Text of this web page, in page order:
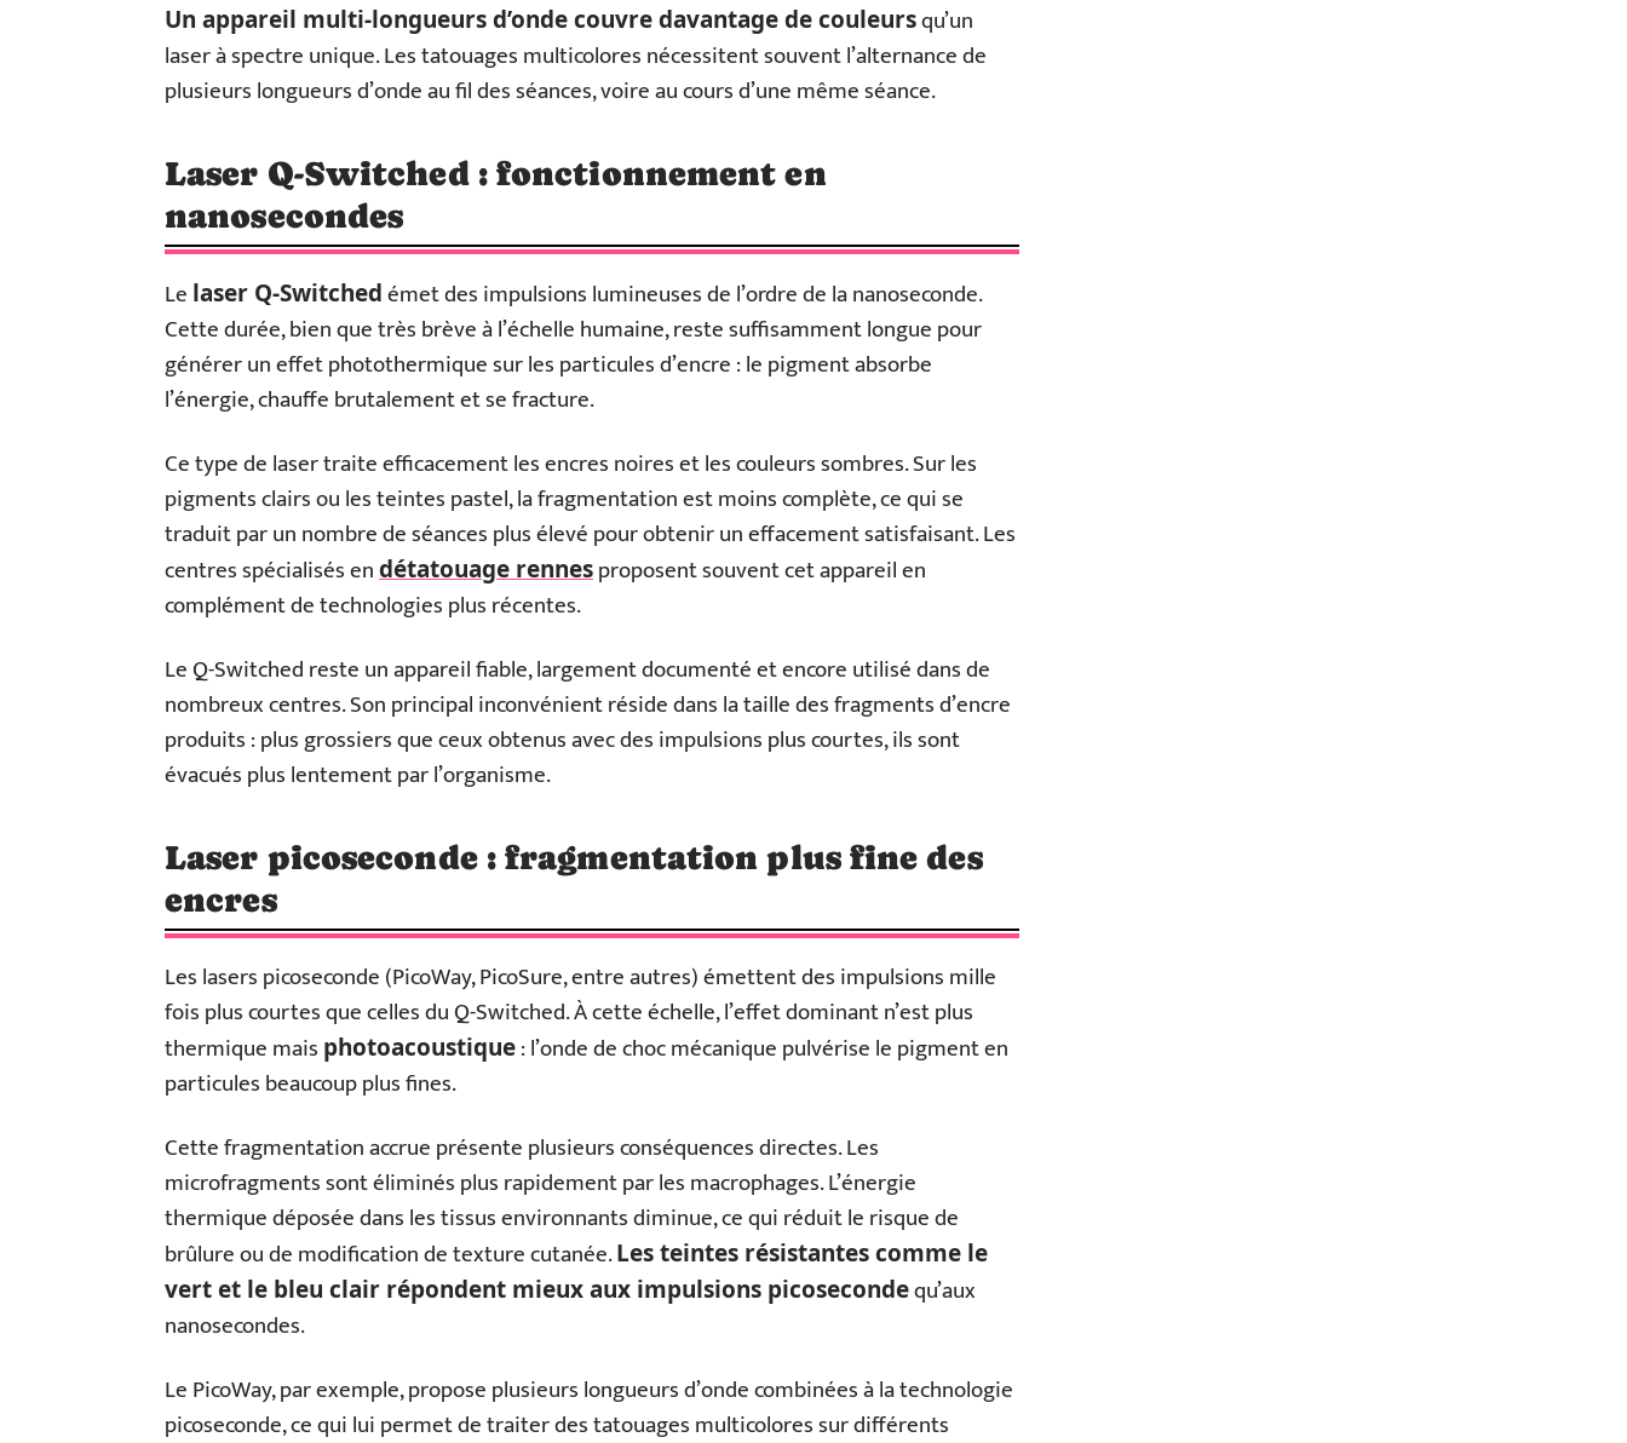
Un appareil multi-longueurs d’onde couvre davantage de couleursqu’un
laser à spectre unique. Les tatouages multicolores nécessitent souvent l’alternance de
plusieurs longueurs d’onde au fil des séances, voire au cours d’une même séance.
Laser Q-Switched : fonctionnement en
nanosecondes
Le laser Q-Switchedémet des impulsions lumineuses de l’ordre de la nanoseconde.
Cette durée, bien que très brève à l’échelle humaine, reste suffisamment longue pour
générer un effet photothermique sur les particules d’encre : le pigment absorbe
l’énergie, chauffe brutalement et se fracture.
Ce type de laser traite efficacement les encres noires et les couleurs sombres. Sur les
pigments clairs ou les teintes pastel, la fragmentation est moins complète, ce qui se
traduit par un nombre de séances plus élevé pour obtenir un effacement satisfaisant. Les
centres spécialisés endétatouage rennesproposent souvent cet appareil en
complément de technologies plus récentes.
Le Q-Switched reste un appareil fiable, largement documenté et encore utilisé dans de
nombreux centres. Son principal inconvénient réside dans la taille des fragments d’encre
produits : plus grossiers que ceux obtenus avec des impulsions plus courtes, ils sont
évacués plus lentement par l’organisme.
Laser picoseconde : fragmentation plus fine des
encres
Les lasers picoseconde (PicoWay, PicoSure, entre autres) émettent des impulsions mille
fois plus courtes que celles du Q-Switched. À cette échelle, l’effet dominant n’est plus
thermique mais photoacoustique: l’onde de choc mécanique pulvérise le pigment en
particules beaucoup plus fines.
Cette fragmentation accrue présente plusieurs conséquences directes. Les
microfragments sont éliminés plus rapidement par les macrophages. L’énergie
thermique déposée dans les tissus environnants diminue, ce qui réduit le risque de
brûlure ou de modification de texture cutanée.Les teintes résistantes comme le
vert et le bleu clair répondent mieux aux impulsions picosecondequ’aux
nanosecondes.
Le PicoWay, par exemple, propose plusieurs longueurs d’onde combinées à la technologie
picoseconde, ce qui lui permet de traiter des tatouages multicolores sur différents